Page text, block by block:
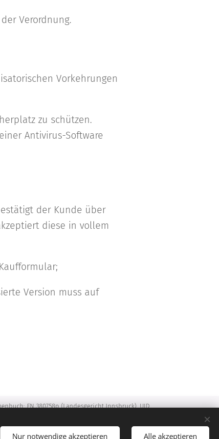
Verordnung.
Vorkehrungen
zu schützen.
Antivirus-Software
der Kunde über
diese in vollem
Version muss auf
FN 380758p (Landesgericht Innsbruck), UID
sowie unsereDatenschutzerklärung
finden Sie
unter "Kontakt".
Nur notwendige akzeptieren Alle akzeptieren